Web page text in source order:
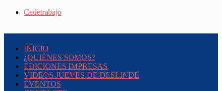
Cedetrabajo
INICIO
¿QUIÉNES SOMOS?
EDICIONES IMPRESAS
VIDEOS JUEVES DE DESLINDE
EVENTOS